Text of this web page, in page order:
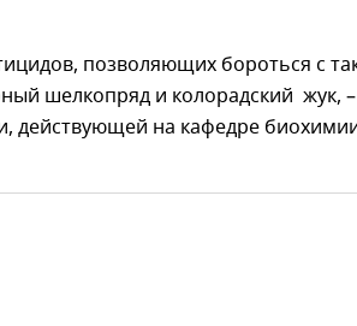
позволяющих бороться с
шелкопряд и колорадский жук, –
действующей на кафедре